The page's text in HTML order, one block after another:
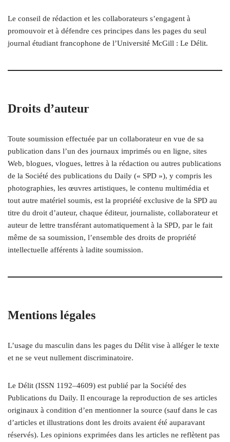
Le conseil de rédaction et les collaborateurs s’engagent à
promouvoir et à défendre ces principes dans les pages du seul
journal étudiant francophone de l’Université McGill : Le Délit.
Droits d’auteur
Toute soumission effectuée par un collaborateur en vue de sa
publication dans l’un des journaux imprimés ou en ligne, sites
Web, blogues, vlogues, lettres à la rédaction ou autres publications
de la Société des publications du Daily (« SPD »), y compris les
photographies, les œuvres artistiques, le contenu multimédia et
tout autre matériel soumis, est la propriété exclusive de la SPD au
titre du droit d’auteur, chaque éditeur, journaliste, collaborateur et
auteur de lettre transférant automatiquement à la SPD, par le fait
même de sa soumission, l’ensemble des droits de propriété
intellectuelle afférents à ladite soumission.
Mentions légales
L’usage du masculin dans les pages du Délit vise à alléger le texte
et ne se veut nullement discriminatoire.
Le Délit (ISSN 1192–4609) est publié par la Société des
Publications du Daily. Il encourage la reproduction de ses articles
originaux à condition d’en mentionner la source (sauf dans le cas
d’articles et illustrations dont les droits avaient été auparavant
réservés). Les opinions exprimées dans les articles ne reflètent pas